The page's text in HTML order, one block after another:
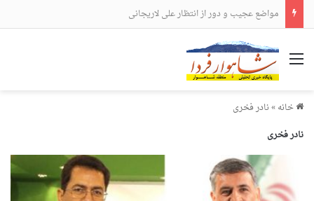
منو
خانه»نادر فخری
نادر فخری